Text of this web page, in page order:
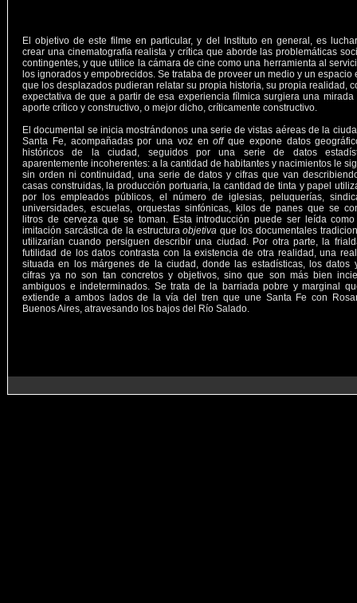
El objetivo de este filme en particular, y del Instituto en general, es
crear una cinematografía realista y crítica que aborde las problemáticas
contingentes, y que utilice la cámara de cine como una herramienta al
los ignorados y empobrecidos. Se trataba de proveer un medio y un espacio
que los desplazados pudieran relatar su propia historia, su propia realidad,
expectativa de que a partir de esa experiencia fílmica surgiera una mirada
aporte crítico y constructivo, o mejor dicho, críticamente constructivo.
El documental se inicia mostrándonos una serie de vistas aéreas de la
Santa Fe, acompañadas por una voz enoffque expone datos
históricos de la ciudad, seguidos por una serie de datos
aparentemente incoherentes: a la cantidad de habitantes y nacimientos le
sin orden ni continuidad, una serie de datos y cifras que van
casas construidas, la producción portuaria, la cantidad de tinta y papel
por los empleados públicos, el número de iglesias, peluquerías,
universidades, escuelas, orquestas sinfónicas, kilos de panes que se
litros de cerveza que se toman. Esta introducción puede ser leída
imitación sarcástica de la estructuraobjetiva que los documentales
utilizarían cuando persiguen describir una ciudad. Por otra parte, la
futilidad de los datos contrasta con la existencia de otra realidad, una
situada en los márgenes de la ciudad, donde las estadísticas, los datos
cifras ya no son tan concretos y objetivos, sino que son más bien
ambiguos e indeterminados. Se trata de la barriada pobre y marginal
extiende a ambos lados de la vía del tren que une Santa Fe con
Buenos Aires, atravesando los bajos del Río Salado.